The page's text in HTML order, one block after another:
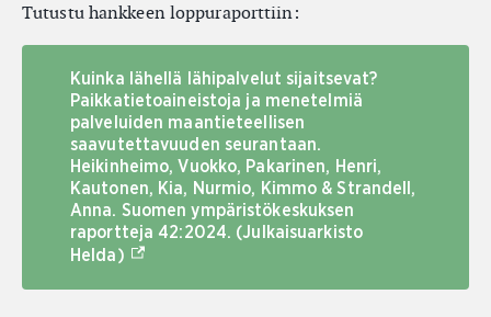
Tutustu hankkeen loppuraporttiin:
Kuinka lähellä lähipalvelut sijaitsevat?
Paikkatietoaineistoja ja menetelmiä
palveluiden maantieteellisen
saavutettavuuden seurantaan.
Heikinheimo, Vuokko, Pakarinen, Henri,
Kautonen, Kia, Nurmio, Kimmo & Strandell,
Anna. Suomen ympäristökeskuksen
raportteja 42:2024. (Julkaisuarkisto
Helda) (Ulkoinen linkki)